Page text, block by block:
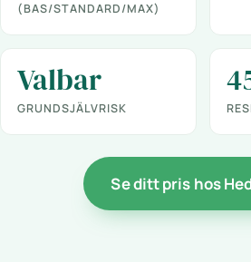
(BAS/STANDARD/MAX)
Valbar
GRUNDSJÄLVRISK
Se ditt pris hos